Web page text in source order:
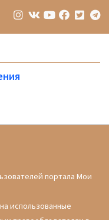
портала Мои
использованные